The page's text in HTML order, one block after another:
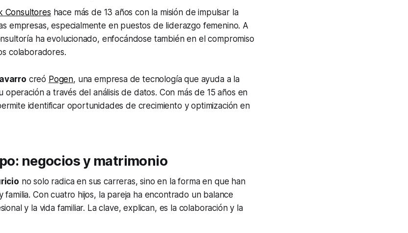
Consultores hace más de 13 años con la misión de impulsar la
empresas, especialmente en puestos de liderazgo femenino. A
ha evolucionado, enfocándose también en el compromiso
colaboradores.
creó Pogen, una empresa de tecnología que ayuda a la
operación a través del análisis de datos. Con más de 15 años en
identificar oportunidades de crecimiento y optimización en
negocios y matrimonio
no solo radica en sus carreras, sino en la forma en que han
familia. Con cuatro hijos, la pareja ha encontrado un balance
y la vida familiar. La clave, explican, es la colaboración y la